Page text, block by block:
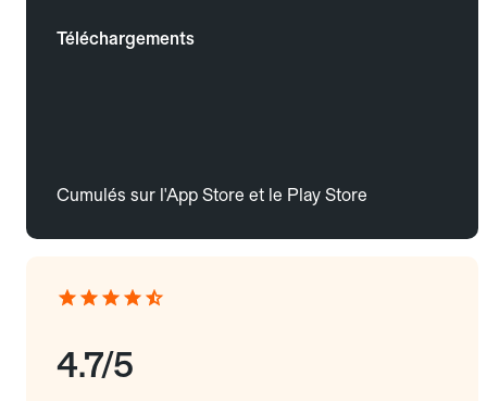
Téléchargements
Cumulés sur l'App Store et le Play Store
4.7/5